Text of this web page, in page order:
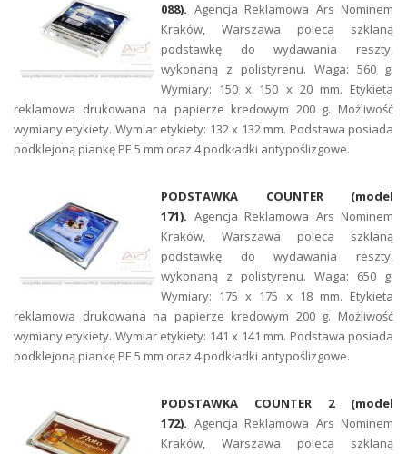
088). Agencja Reklamowa Ars Nominem
Kraków, Warszawa poleca szklaną
podstawkę do wydawania reszty,
wykonaną z polistyrenu. Waga: 560 g.
Wymiary: 150 x 150 x 20 mm. Etykieta
reklamowa drukowana na papierze kredowym 200 g. Możliwość
wymiany etykiety. Wymiar etykiety: 132 x 132 mm. Podstawa posiada
podklejoną piankę PE 5 mm oraz 4 podkładki antypoślizgowe.
PODSTAWKA COUNTER (model
171). Agencja Reklamowa Ars Nominem
Kraków, Warszawa poleca szklaną
podstawkę do wydawania reszty,
wykonaną z polistyrenu. Waga: 650 g.
Wymiary: 175 x 175 x 18 mm. Etykieta
reklamowa drukowana na papierze kredowym 200 g. Możliwość
wymiany etykiety. Wymiar etykiety: 141 x 141 mm. Podstawa posiada
podklejoną piankę PE 5 mm oraz 4 podkładki antypoślizgowe.
PODSTAWKA COUNTER 2 (model
172). Agencja Reklamowa Ars Nominem
Kraków, Warszawa poleca szklaną